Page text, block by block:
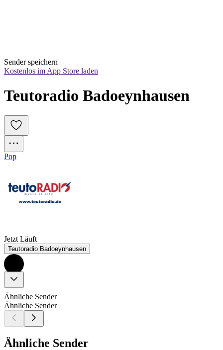
Sender speichern
Kostenlos im App Store laden
Teutoradio Badoeynhausen
Pop
Jetzt Läuft
Teutoradio Badoeynhausen
Ähnliche Sender
Ähnliche Sender
Ähnliche Sender